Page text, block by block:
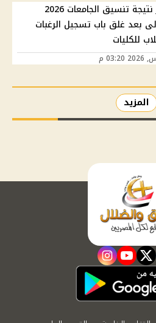
موعد ظهور نتيجة تنسيق الجامعات 2026
بعد غلق باب تسجيل الرغبات
للكليات
المزيد
twitter
youtube
instagram